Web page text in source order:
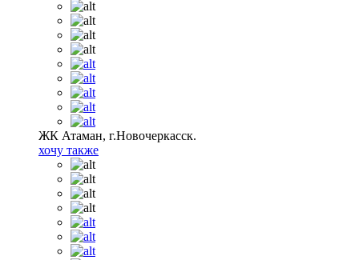
ЖК Атаман, г.Новочеркасск.
хочу также